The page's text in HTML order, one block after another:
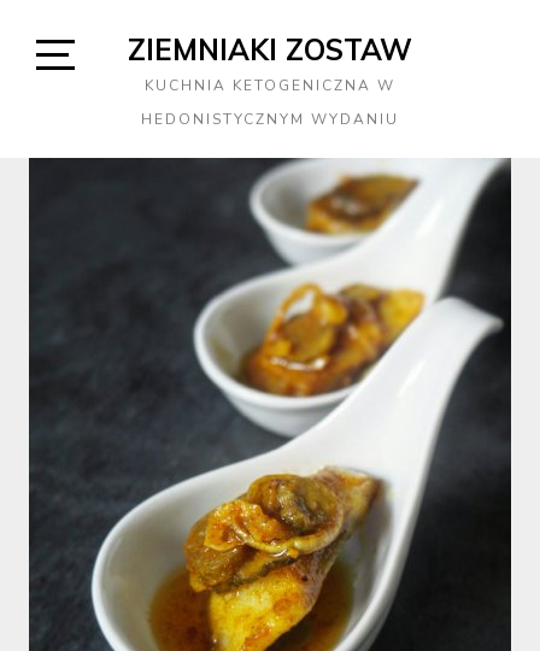
ZIEMNIAKI ZOSTAW
KUCHNIA KETOGENICZNA W
HEDONISTYCZNYM WYDANIU